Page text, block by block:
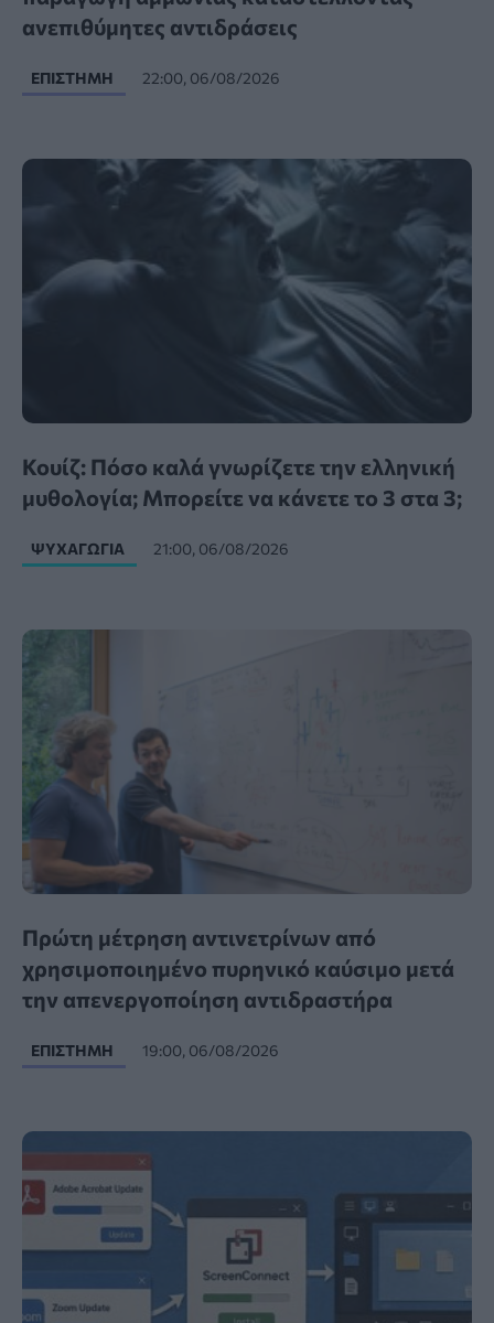
ανεπιθύμητες αντιδράσεις
ΕΠΙΣΤΉΜΗ 22:00, 06/08/2026
Κουίζ: Πόσο καλά γνωρίζετε την ελληνική
μυθολογία; Μπορείτε να κάνετε το 3 στα 3;
ΨΥΧΑΓΩΓΊΑ 21:00, 06/08/2026
Πρώτη μέτρηση αντινετρίνων από
χρησιμοποιημένο πυρηνικό καύσιμο μετά
την απενεργοποίηση αντιδραστήρα
ΕΠΙΣΤΉΜΗ 19:00, 06/08/2026